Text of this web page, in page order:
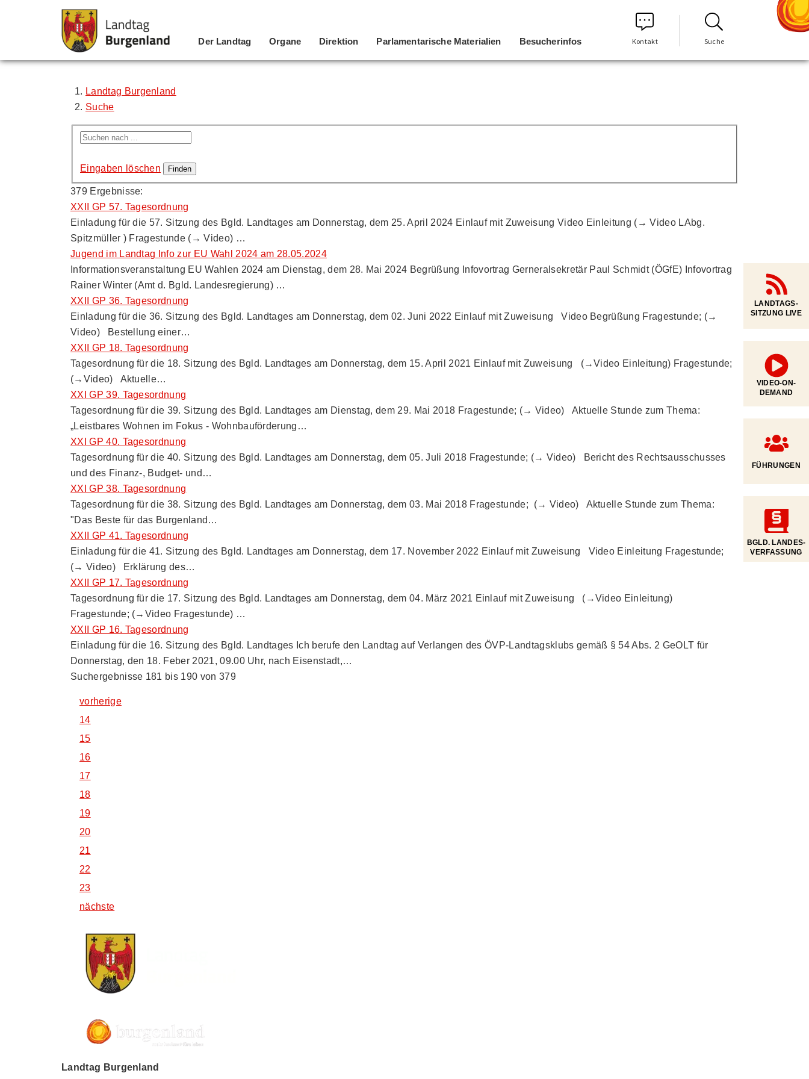
Zum Inhalt
Zum Menü
Zur Suche
Der Landtag Organe Direktion Parlamentarische Materialien Besucherinfos Kontakt Suche
Landtag Burgenland
Suche
Eingaben löschen
379 Ergebnisse:
XXII GP 57. Tagesordnung
Einladung für die 57. Sitzung des Bgld. Landtages am Donnerstag, dem 25. April 2024 Einlauf mit Zuweisung Video Einleitung (→ Video LAbg.
Spitzmüller ) Fragestunde (→ Video) …
Jugend im Landtag Info zur EU Wahl 2024 am 28.05.2024
Informationsveranstaltung EU Wahlen 2024 am Dienstag, dem 28. Mai 2024 Begrüßung Infovortrag Gerneralsekretär Paul Schmidt (ÖGfE) Infovortrag
Rainer Winter (Amt d. Bgld. Landesregierung) …
XXII GP 36. Tagesordnung
Einladung für die 36. Sitzung des Bgld. Landtages am Donnerstag, dem 02. Juni 2022 Einlauf mit Zuweisung Video Begrüßung Fragestunde; (→
Video) Bestellung einer…
XXII GP 18. Tagesordnung
Tagesordnung für die 18. Sitzung des Bgld. Landtages am Donnerstag, dem 15. April 2021 Einlauf mit Zuweisung (→Video Einleitung) Fragestunde;
(→Video) Aktuelle…
XXI GP 39. Tagesordnung
Tagesordnung für die 39. Sitzung des Bgld. Landtages am Dienstag, dem 29. Mai 2018 Fragestunde; (→ Video) Aktuelle Stunde zum Thema:
„Leistbares Wohnen im Fokus - Wohnbauförderung…
XXI GP 40. Tagesordnung
Tagesordnung für die 40. Sitzung des Bgld. Landtages am Donnerstag, dem 05. Juli 2018 Fragestunde; (→ Video) Bericht des Rechtsausschusses
und des Finanz-, Budget- und…
XXI GP 38. Tagesordnung
Tagesordnung für die 38. Sitzung des Bgld. Landtages am Donnerstag, dem 03. Mai 2018 Fragestunde; (→ Video) Aktuelle Stunde zum Thema:
"Das Beste für das Burgenland…
XXII GP 41. Tagesordnung
Einladung für die 41. Sitzung des Bgld. Landtages am Donnerstag, dem 17. November 2022 Einlauf mit Zuweisung Video Einleitung Fragestunde;
(→ Video) Erklärung des…
XXII GP 17. Tagesordnung
Tagesordnung für die 17. Sitzung des Bgld. Landtages am Donnerstag, dem 04. März 2021 Einlauf mit Zuweisung (→Video Einleitung)
Fragestunde; (→Video Fragestunde) …
XXII GP 16. Tagesordnung
Einladung für die 16. Sitzung des Bgld. Landtages Ich berufe den Landtag auf Verlangen des ÖVP-Landtagsklubs gemäß § 54 Abs. 2 GeOLT für
Donnerstag, den 18. Feber 2021, 09.00 Uhr, nach Eisenstadt,…
Suchergebnisse 181 bis 190 von 379
vorherige
14
15
16
17
18
19
20
21
22
23
nächste
Landtag Burgenland
LANDTAGS-
SITZUNG LIVE
VIDEO-ON-
DEMAND
FÜHRUNGEN
BGLD. LANDES­
VERFASSUNG